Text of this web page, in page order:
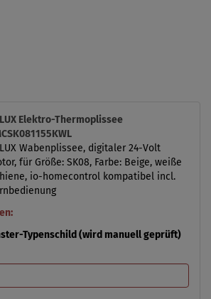
Elektro-Thermoplissee
Wabenplissee, digitaler 24-Volt
für Größe: SK08, Farbe: Beige, weiße
io-homecontrol kompatibel incl.
Typenschild (wird manuell geprüft)